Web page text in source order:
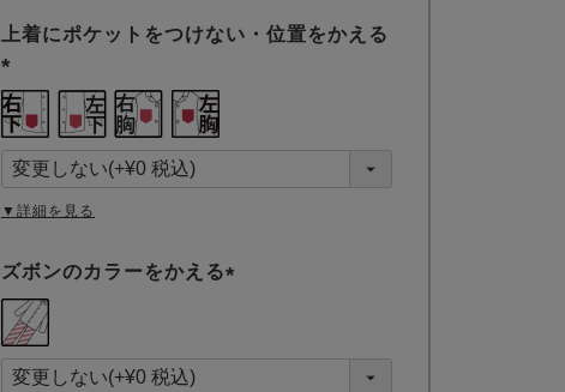
上着にポケットをつけない・位置をかえる
(
必
須
)
▼詳細を見る
ズボンのカラーをかえる
須